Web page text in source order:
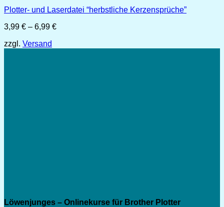
Plotter- und Laserdatei “herbstliche Kerzensprüche”
3,99 € – 6,99 €Preisspanne:
zzgl. Versand
Löwenjunges – Onlinekurse für Brother Plotter